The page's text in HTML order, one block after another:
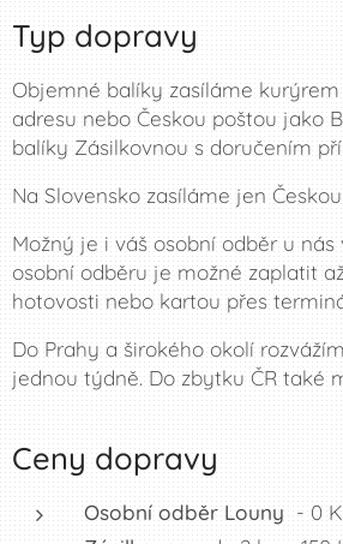
Typ dopravy
Objemné balíky zasíláme kurýrem
adresu nebo Českou poštou jako
balíky Zásilkovnou s doručením
Na Slovensko zasíláme jen
Možný je i váš osobní odběr u nás
osobní odběru je možné zaplatit
hotovosti nebo kartou přes
Do Prahy a širokého okolí
jednou týdně. Do zbytku ČR také
Ceny dopravy
Osobní odběr Louny- 0